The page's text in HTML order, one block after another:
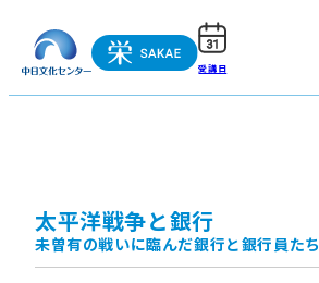
受講日
太平洋戦争と銀行
未曽有の戦いに臨んだ銀行と銀行員たち